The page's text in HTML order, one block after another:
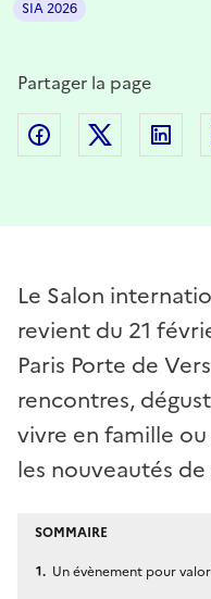
SIA 2026
Partager la page
Partager surPartager
Le Salon
revient du 21
Paris Porte de
rencontres,
vivre en famille
les nouveautés
SOMMAIRE
Un évènement pour